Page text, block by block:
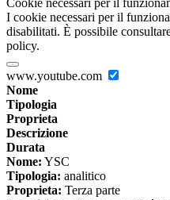
Cookie necessari per il
I cookie necessari per il
disabilitati. È possibile
policy.
www.youtube.com
Nome
Tipologia
Proprieta
Descrizione
Durata
Nome: YSC
Tipologia: analitico
Proprieta: Terza parte